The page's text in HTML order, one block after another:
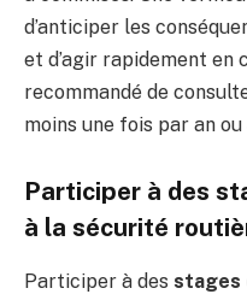
d’anticiper les
et d’agir rapidement en
recommandé de
moins une fois par an
Participer à des
à la sécurité
Participer à des stages